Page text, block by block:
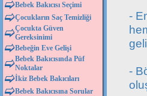
Bebek Bakıcısı Seçimi
Çocukların Saç Temizliği
Çocukta Güven
Gereksinimi
Bebeğin Eve Gelişi
Bebek Bakıcısında Püf
Noktalar
İkiz Bebek Bakıcıları
Bebek Bakıcısına Sorular
-
-